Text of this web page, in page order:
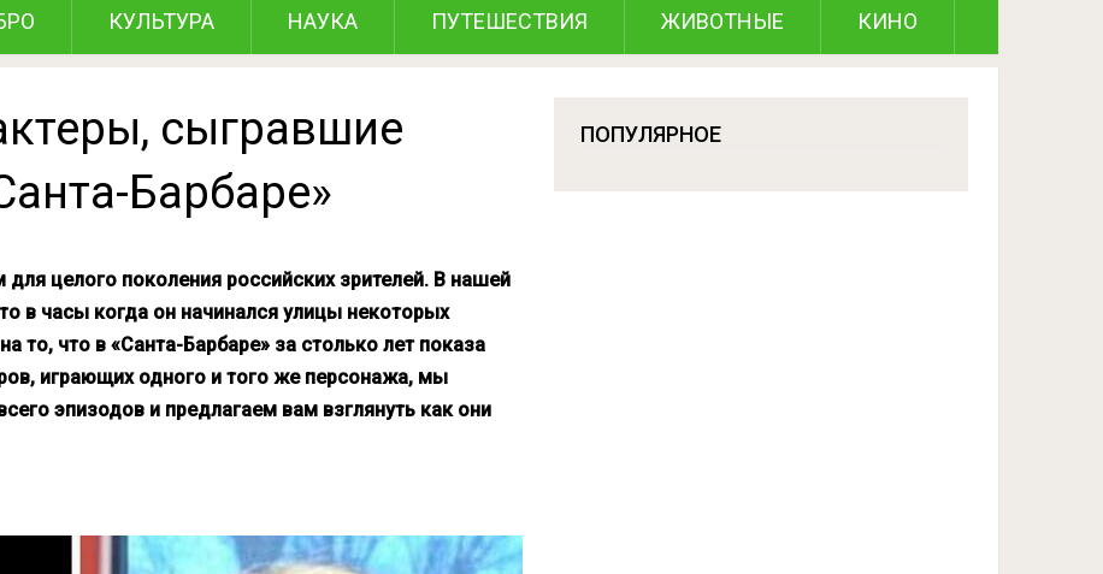
КУЛЬТУРА НАУКА ПУТЕШЕСТВИЯ ЖИВОТНЫЕ КИНО
сыгравшие
Барбаре»
целого поколения российских зрителей. В нашей
в часы когда он начинался улицы некоторых
то, что в «Санта-Барбаре» за столько лет показа
играющих одного и того же персонажа, мы
эпизодов и предлагаем вам взглянуть как они
ПОПУЛЯРНОЕ